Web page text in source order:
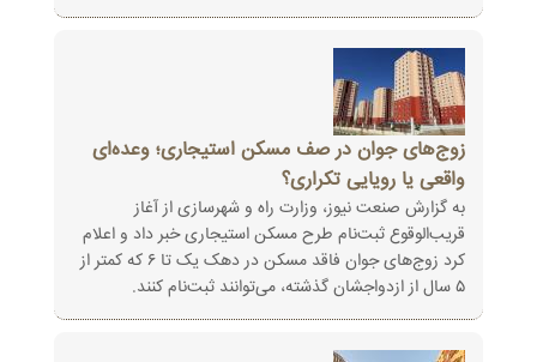
زوج‌های جوان در صف مسکن استیجاری؛ وعده‌ای
واقعی یا رویایی تکراری؟
به گزارش صنعت نیوز، وزارت راه و شهرسازی از آغاز
قریب‌الوقوع ثبت‌نام طرح مسکن استیجاری خبر داد و اعلام
کرد ‏زوج‌های جوان فاقد مسکن در دهک یک تا ۶ که کمتر از
۵ سال از ازدواجشان گذشته، می‌توانند ثبت‌نام کنند‎.‎